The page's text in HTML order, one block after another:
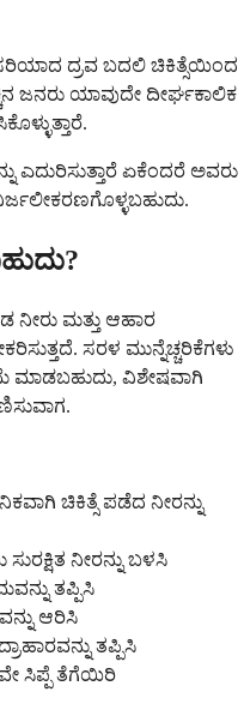
ದ್ರವ ಬದಲಿ ಚಿಕಿತ್ಸೆಯಿಂದ
ಜನರು ಯಾವುದೇ ದೀರ್ಘಕಾಲಿಕ
ಎದುರಿಸುತ್ತಾರೆ ಏಕೆಂದರೆ ಅವರು
ನೀರು ಮತ್ತು ಆಹಾರ
ಸರಳ ಮುನ್ನೆಚ್ಚರಿಕೆಗಳು
ಮಾಡಬಹುದು, ವಿಶೇಷವಾಗಿ
ಚಿಕಿತ್ಸೆ ಪಡೆದ ನೀರನ್ನು
ನೀರನ್ನು ಬಳಸಿ
ತಪ್ಪಿಸಿ
ಆರಿಸಿ
ತಪ್ಪಿಸಿ
ಸಿಪ್ಪೆ ತೆಗೆಯಿರಿ